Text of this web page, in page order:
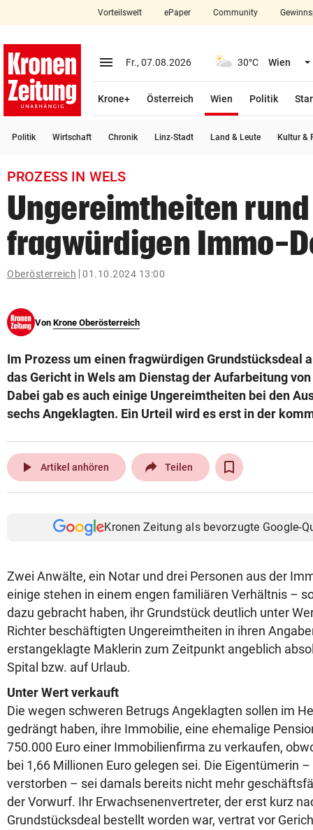
closeSchließen
account_circle Anmelden
arrow_right
bookmark
search
Suchbegriff
eingeben
© Krone Multimedia GmbH & Co KG 2026
Vorteilswelt ePaper Community
menu Menü aufklappen
Fr., 07.08.2026 30°C Wien
Krone+ Österreich Wien
Politik
Politik Wirtschaft Chronik Linz-Stadt Land & Leute Kultur &
PROZESS IN WELS
Ungereimtheiten
fragwürdigen Immo-
Oberösterreich 01.10.2024 13:00
Von Krone Oberösterreich
Im Prozess um einen fragwürdigen Grundstücksdeal
das Gericht in Wels am Dienstag der Aufarbeitung
Dabei gab es auch einige Ungereimtheiten bei den
sechs Angeklagten. Ein Urteil wird es erst in der
play_arrow Artikel anhören Teilen
Kronen Zeitung als bevorzugte Google-
Zwei Anwälte, ein Notar und drei Personen aus der
einige stehen in einem engen familiären Verhältnis –
dazu gebracht haben, ihr Grundstück deutlich unter
Richter beschäftigten Ungereimtheiten in ihren
erstangeklagte Maklerin zum Zeitpunkt angeblich
Spital bzw. auf Urlaub.
Unter Wert verkauft
Die wegen schweren Betrugs Angeklagten sollen im
gedrängt haben, ihre Immobilie, eine ehemalige
750.000 Euro einer Immobilienfirma zu verkaufen,
bei 1,66 Millionen Euro gelegen sei. Die Eigentümerin
verstorben – sei damals bereits nicht mehr
der Vorwurf. Ihr Erwachsenenvertreter, der erst kurz
Grundstücksdeal bestellt worden war, vertrat vor